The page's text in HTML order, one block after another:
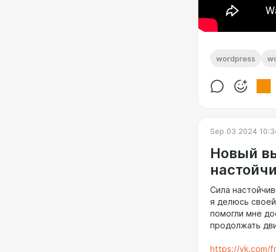
wordpress
Sep 03 2024
Новый
Сила
я делюсь
помогли мне
продолжать
https://vk.com/